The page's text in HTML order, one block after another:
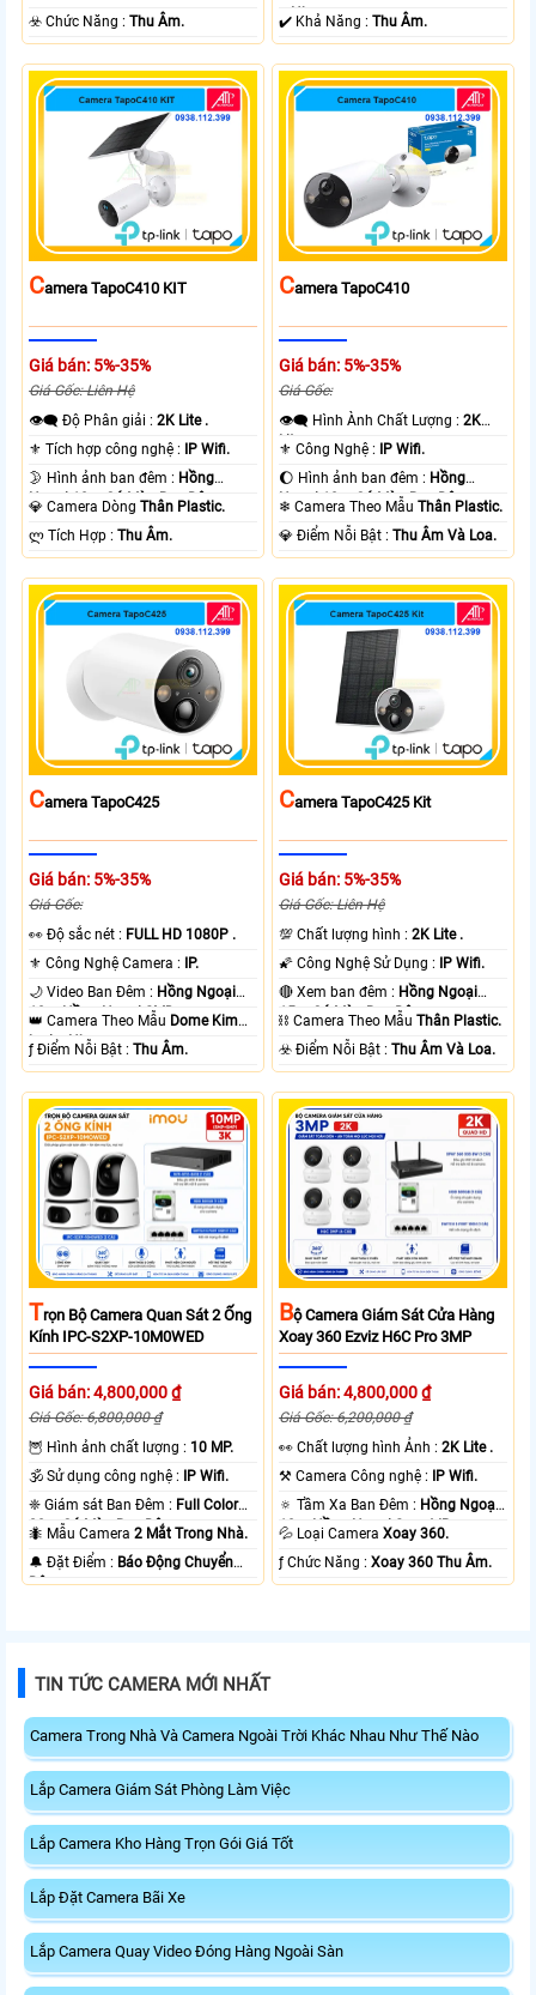
️☣️ Chức Năng :Thu Âm.
+ Nhựa.
️✔️ Khả Năng :Thu Âm.
CAmera TapoC410 KIT
Giá bán: 5%-35%
Giá Gốc: Liên Hệ
👁️‍🗨 Độ Phân giải :2K Lite .
⚜️ Tích hợp công nghệ : IP Wifi.
🌛 Hình ảnh ban đêm : Hồng
Ngoại 10m Có Màu Ban Ðêm.
💎 Camera DòngThân Plastic.
️ლ Tích Hợp :Thu Âm.
CAmera TapoC410
Giá bán: 5%-35%
Giá Gốc:
👁️‍🗨 Hình Ành Chất Lượng :2K
Lite .
⚜️ Công Nghệ : IP Wifi.
🌔 Hình ảnh ban đêm : Hồng
Ngoại 10m Có Màu Ban Ðêm.
❄ Camera Theo MẫuThân Plastic.
️💎 Điểm Nỗi Bật :Thu Âm Và Loa.
CAmera TapoC425
Giá bán: 5%-35%
Giá Gốc:
️👀 Độ sắc nét : FULL HD 1080P .
⚜️ Công Nghệ Camera : IP.
🌙 Video Ban Đêm : Hồng Ngoại
10m Hồng Ngoại SMD.
👑 Camera Theo Mẫu Dome Kim
loại + Nhựa.
️ƒ Điểm Nỗi Bật :Thu Âm.
CAmera TapoC425 Kit
Giá bán: 5%-35%
Giá Gốc: Liên Hệ
💯 Chất lượng hình :2K Lite .
🌠 Công Nghệ Sử Dụng : IP Wifi.
🔴 Xem ban đêm : Hồng Ngoại
15m Có Màu Ban Ðêm.
⛓ Camera Theo MẫuThân Plastic.
️☣️ Điểm Nỗi Bật :Thu Âm Và Loa.
TRọn Bộ Camera Quan Sát 2 Ống
Kính IPC-S2XP-10M0WED
Giá bán: 4,800,000 ₫
Giá Gốc: 6,800,000 ₫
🦉 Hình ảnh chất lượng : 10 MP.
🕉️ Sử dụng công nghệ :
IP Wifi.
❈ Giám sát Ban Đêm : Full Color
20m Có Màu Ban Ðêm.
🐜 Mẫu Camera2 Mắt Trong Nhà.
️🔔 Đặt Điểm : Báo Động Chuyển
Động.
BỘ Camera Giám Sát Cửa Hàng
Xoay 360 Ezviz H6C Pro 3MP
Giá bán: 4,800,000 ₫
Giá Gốc: 6,200,000 ₫
️👀 Chất lượng hình Ảnh :2K Lite .
⚒ Camera Công nghệ :
IP Wifi.
🔅 Tầm Xa Ban Đêm : Hồng Ngoại
10m Hồng Ngoại Smart IR.
💦 Loại CameraXoay 360.
️ƒ Chức Năng :Xoay 360 Thu Âm.
TIN TỨC CAMERA MỚI NHẤT
Camera Trong Nhà Và Camera Ngoài Trời Khác Nhau Như Thế Nào
Lắp Camera Giám Sát Phòng Làm Việc
Lắp Camera Kho Hàng Trọn Gói Giá Tốt
Lắp Đặt Camera Bãi Xe
Lắp Camera Quay Video Đóng Hàng Ngoài Sàn